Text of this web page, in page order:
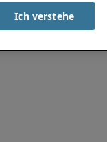
Ich verstehe